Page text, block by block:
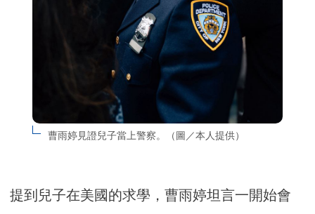
曹雨婷見證兒子當上警察。（圖／本人提供）
提到兒子在美國的求學，曹雨婷坦言一開始會